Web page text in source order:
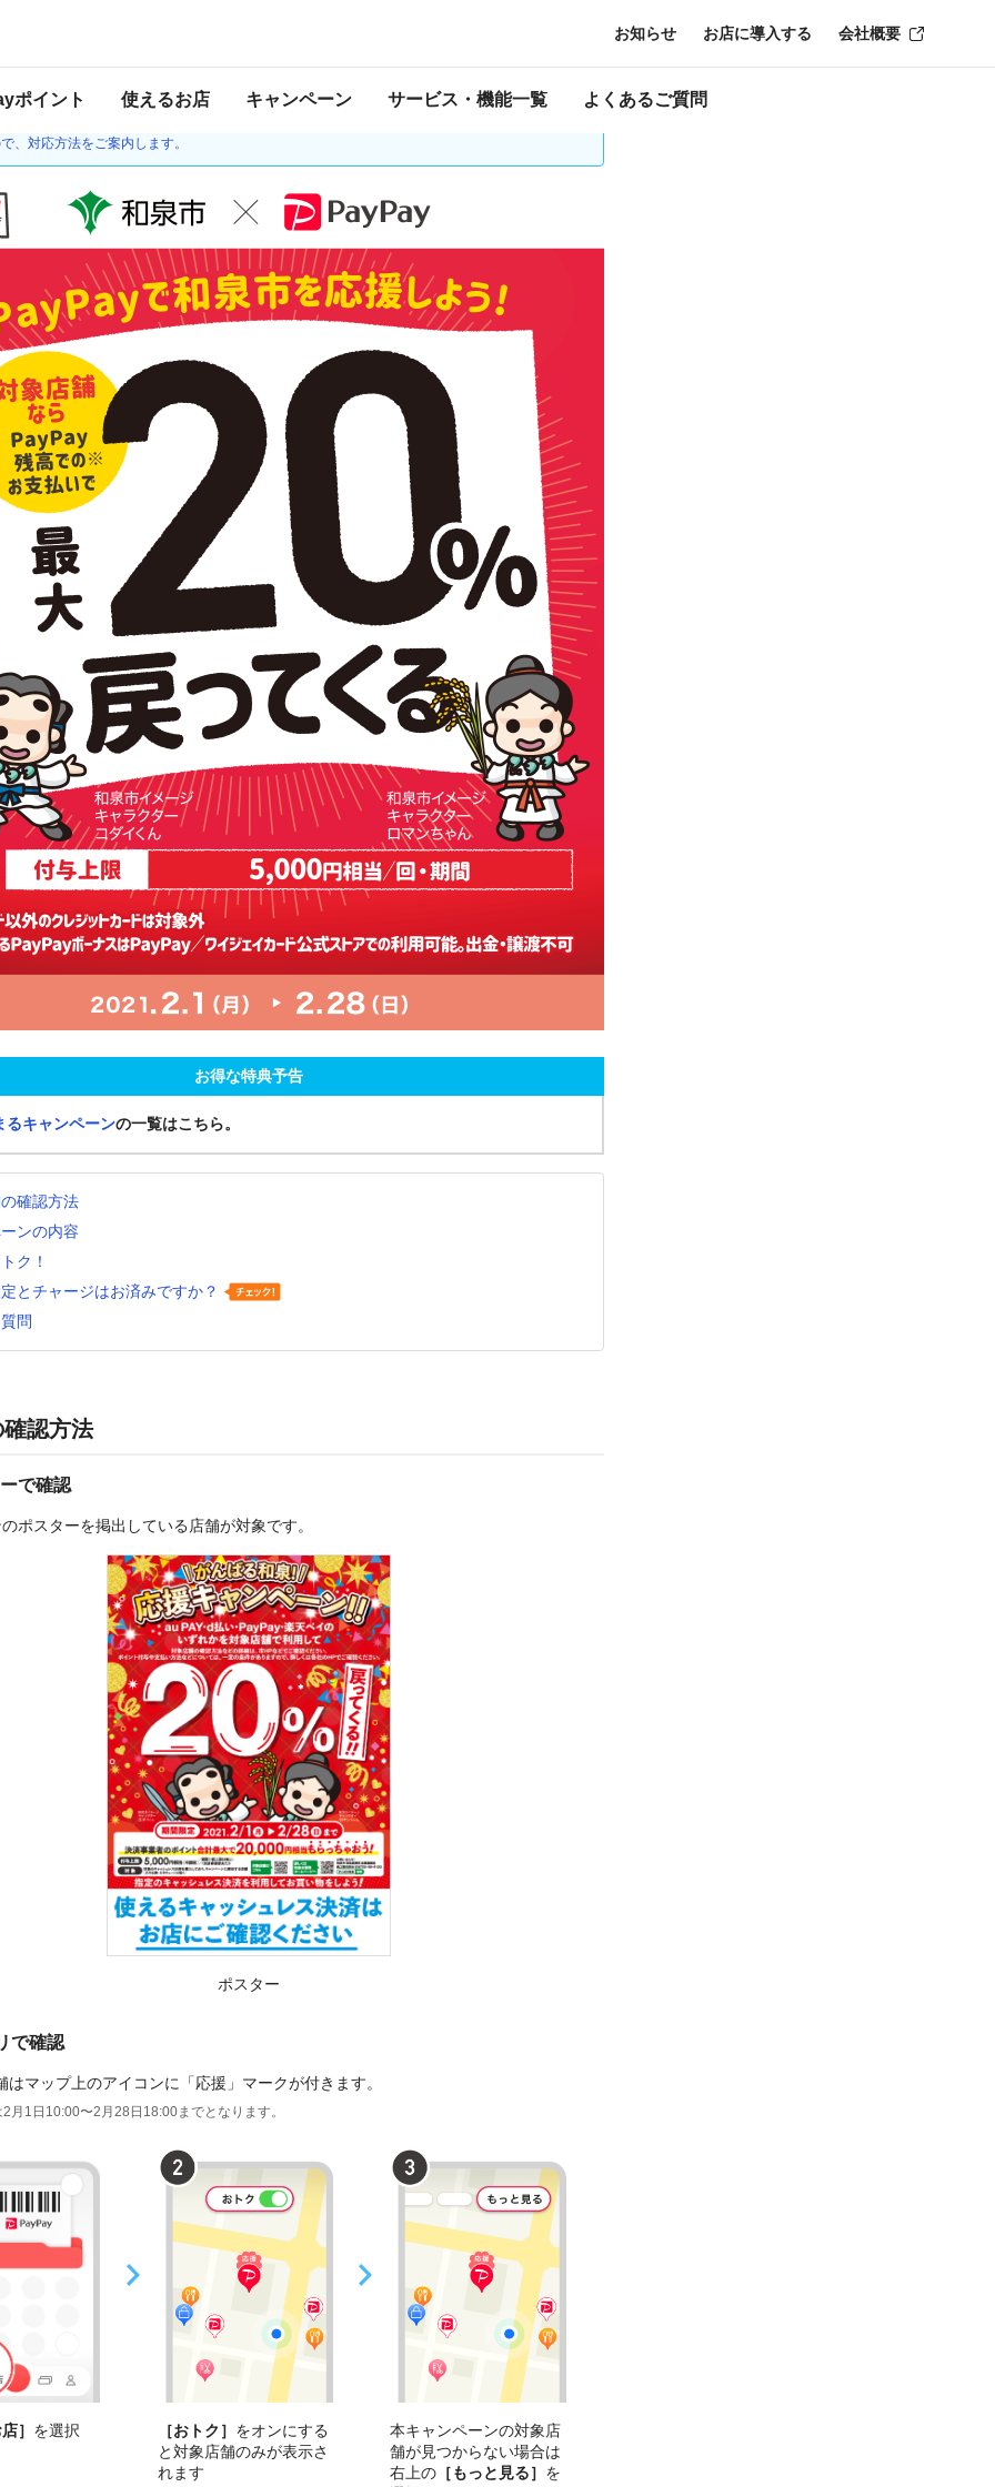
ポイント 使えるお店 キャンペーン サービス・機能一覧 よくあるご質問
お知らせ お店に導入する 会社概要
、対応方法をご案内します。
お得な特典予告
るキャンペーンの一覧はこちら。
確認方法
ンの内容
ク！
とチャージはお済みですか？
問
認方法
で確認
ポスターを掲出している店舗が対象です。
ポスター
で確認
はマップ上のアイコンに「応援」マークが付きます。
月1日10:00〜2月28日18:00までとなります。
］ を選択 ［おトク］ をオンにする
と対象店舗のみが表示さ
れます
本キャンペーンの対象店
舗が見つからない場合は
右上の ［もっと見る］ を